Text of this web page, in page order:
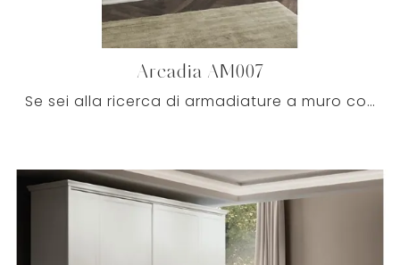
Arcadia AM007
Se sei alla ricerca di armadiature a muro con ante scorrevoli, clicca e scopri l'armadio Arcadia AM007 di Colombini Casa in melaminico.